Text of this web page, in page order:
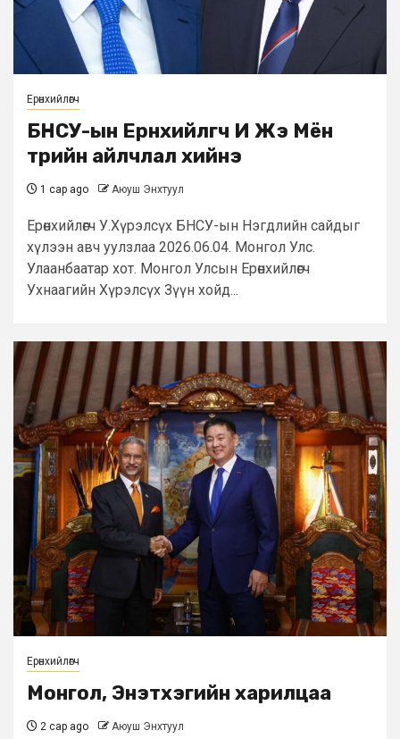
Ерөнхийлөгч
БНСУ-ын Ерөнхийлөгч И Жэ Мён
төрийн айлчлал хийнэ
1 сар ago Аюуш Энхтуул
Ерөнхийлөгч У.Хүрэлсүх БНСУ-ын Нэгдлийн сайдыг
хүлээн авч уулзлаа 2026.06.04. Монгол Улс.
Улаанбаатар хот. Монгол Улсын Ерөнхийлөгч
Ухнаагийн Хүрэлсүх Зүүн хойд...
Ерөнхийлөгч
Монгол, Энэтхэгийн харилцаа
2 сар ago Аюуш Энхтуул